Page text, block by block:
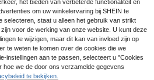
kn
EU Warehouse Manfinity Homme Her
en Ombre overhemd met knoopsluit
ing zonder T-shirt, casual overhem
d met korte mouwen voor echtgeno
ot
18.57€
het bieden van verbeterde functionaliteit en
om uw winkelervaring bij SHEIN te
selecteren, staat u alleen het gebruik van strikt
voor de werking van onze website. U kunt deze
te wijzigen, maar dit kan van invloed zijn op
te weten te komen over de cookies die we
instellingen aan te passen, selecteert u "Cookies
hoe we de door ons verzamelde gegevens
te bekijken.